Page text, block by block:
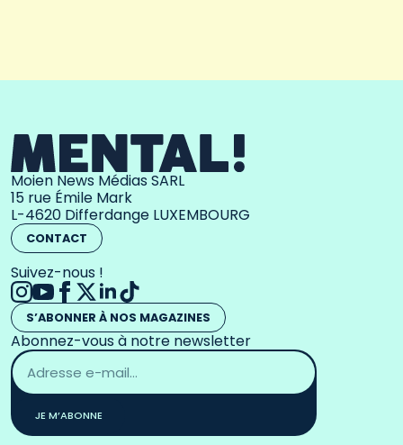
Moien News Médias SARL
15 rue Émile Mark
L-4620 Differdange LUXEMBOURG
CONTACT
Suivez-nous !
S’ABONNER À NOS MAGAZINES
Abonnez-vous à notre newsletter
Adresse
email
*
JE M’ABONNE